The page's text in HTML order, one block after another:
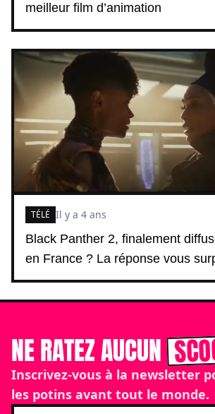
meilleur film d’animation
Black Panther 2, finalement
en France ? La réponse vous
TÉLÉ Il y a 4 ans
NE RATEZ AUCUN
Inscrivez-vous à la newsletter
les potins avant tout le monde.